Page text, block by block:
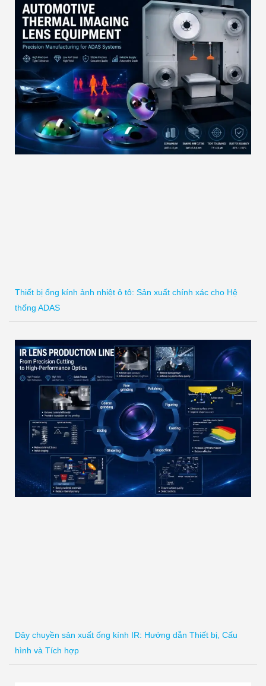
Thiết bị ống kính ảnh nhiệt ô tô: Sản xuất chính xác cho Hệ
thống ADAS
Dây chuyền sản xuất ống kính IR: Hướng dẫn Thiết bị, Cấu
hình và Tích hợp